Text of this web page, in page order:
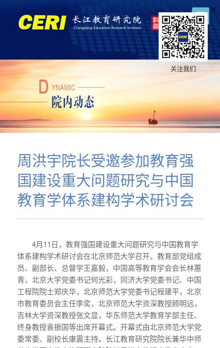
周洪宇院长受邀参加教育强
国建设重大问题研究与中国
教育学体系建构学术研讨会
4月11日，教育强国建设重大问题研究与中国教育学
体系建构学术研讨会在北京师范大学召开。教育部党组成
员、副部长、总督学王嘉毅，中国高等教育学会会长林蕙
青，北京大学党委书记何光彩，同济大学党委书记、中国
工程院院士郑庆华，北京师范大学党委书记程建平，北京
市教育委员会主任李奕，北京师范大学资深教授顾明远，
吉林大学资深教授张文显，华东师范大学教育学部主任、
终身教授袁振国等出席开幕式。开幕式由北京师范大学党
委常委、副校长康震主持。长江教育研究院院长兼华中师
关注我们
×